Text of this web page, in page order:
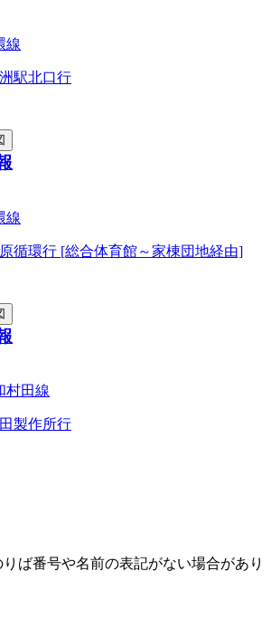
線
駅北口行
線
循環行 [総合体育館～家棟団地経由]
村田線
製作所行
ば番号や名前の表記がない場合があり